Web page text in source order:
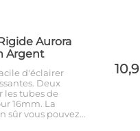
Aurora
Argent
d'éclairer
Deux
les tubes de
16mm. La
sûr vous pouvez…